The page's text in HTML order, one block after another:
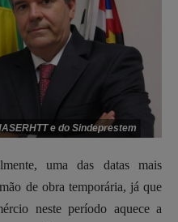
e do Sindeprestem
uma das datas mais
de obra temporária, já que
neste período aquece a